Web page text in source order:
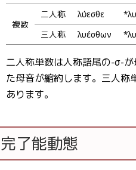
複数
二人称 λύεσθε
三人称
λυέσθων
二人称単数は人称語尾の-σ-
た母音が縮約します。三人
あります。
完了能動態